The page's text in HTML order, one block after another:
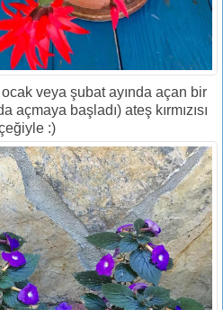
ocak veya şubat ayında açan bir
açmaya başladı) ateş kırmızısı
:)